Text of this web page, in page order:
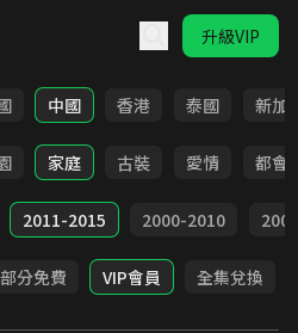
升級VIP
中國 香港 泰國 新加
家庭 古裝 愛情 都會
2011-2015 2000-2010
部分免費 VIP會員 全集兌換